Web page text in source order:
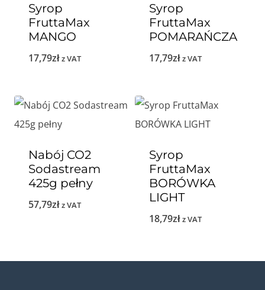
Syrop
FruttaMax
MANGO
17,79zł z VAT
Syrop
FruttaMax
POMARAŃCZA
17,79zł z VAT
Nabój CO2
Sodastream
425g pełny
57,79zł z VAT
Syrop
FruttaMax
BORÓWKA
LIGHT
18,79zł z VAT